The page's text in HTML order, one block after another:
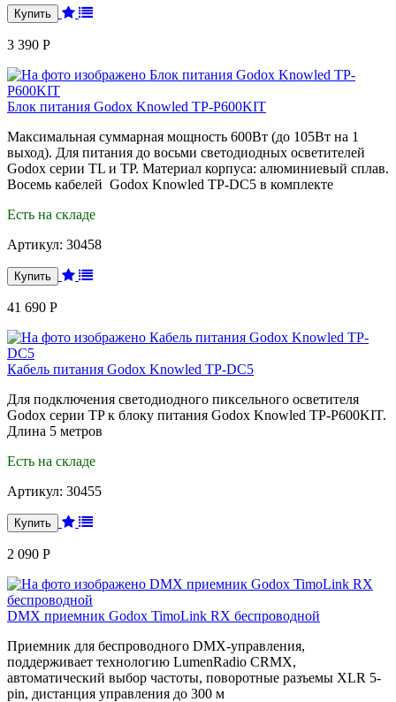
3 390 Р
Блок питания Godox Knowled TP-P600KIT
Максимальная суммарная мощность 600Вт (до 105Вт на 1
выход). Для питания до восьми светодиодных осветителей
Godox серии TL и TP. Материал корпуса: алюминиевый сплав.
Восемь кабелей Godox Knowled TP-DC5 в комплекте
Есть на складе
Артикул: 30458
41 690 Р
Кабель питания Godox Knowled TP-DC5
Для подключения светодиодного пиксельного осветителя
Godox серии TP к блоку питания Godox Knowled TP-P600KIT.
Длина 5 метров
Есть на складе
Артикул: 30455
2 090 Р
DMX приемник Godox TimoLink RX беспроводной
Приемник для беспроводного DMX-управления,
поддерживает технологию LumenRadio CRMX,
автоматический выбор частоты, поворотные разъемы XLR 5-
pin, дистанция управления до 300 м